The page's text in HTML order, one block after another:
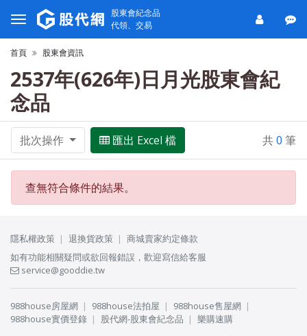
股東會紀念品
代領、交易
首頁 股東會資訊
2537年(626年)日月光股東會紀
念品
批次操作 匯出 Excel 檔 共0 筆
查無符合條件的結果。
隱私權政策 退換貨政策
商城賣家約定條款
如有功能相關疑問或欲回報錯誤，歡迎寫信給客服
service@gooddie.tw
988house房屋網 988house法拍屋
988house售屋網
988house實價登錄
股代網-股東會紀念品
樂購速購